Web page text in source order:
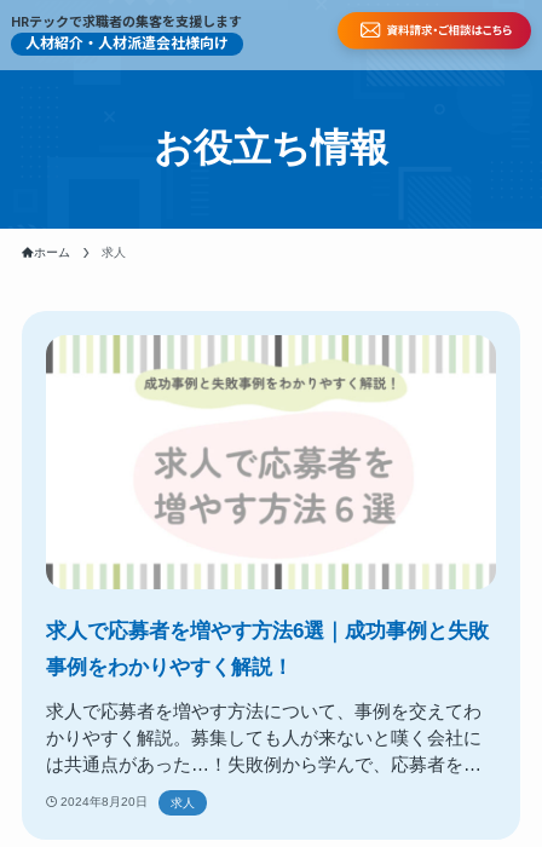
HRテックで求職者の集客を支援します
人材紹介・人材派遣会社様向け
お役立ち情報
ホーム 求人
求人で応募者を増やす方法6選｜成功事例と失敗
事例をわかりやすく解説！
求人で応募者を増やす方法について、事例を交えてわ
かりやすく解説。募集しても人が来ないと嘆く会社に
は共通点があった…！失敗例から学んで、応募者を増
やしたり、応募率を上げられる対策を考えましょう
2024年8月20日 求人